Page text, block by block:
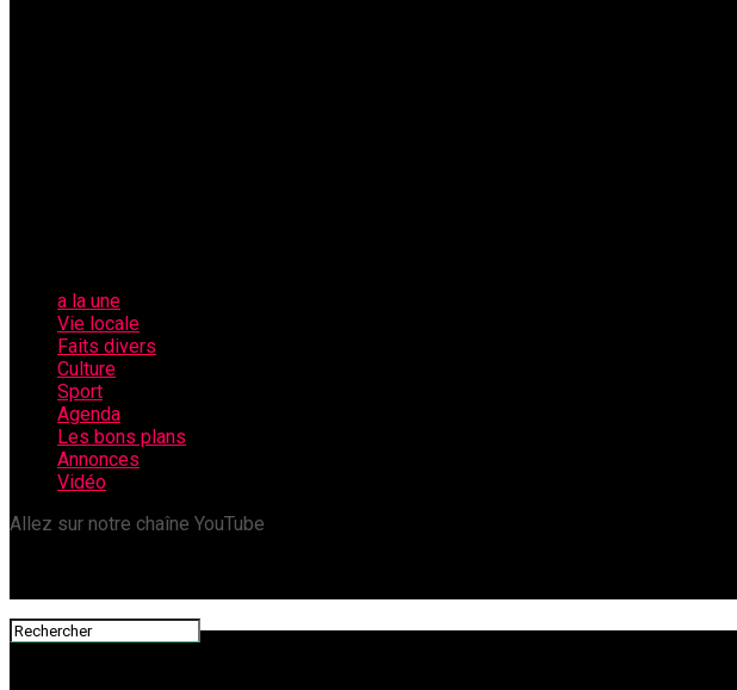
a la une
Vie locale
Faits divers
Culture
Sport
Agenda
Les bons plans
Annonces
Vidéo
Allez sur notre chaîne YouTube